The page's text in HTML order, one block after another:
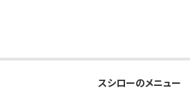
スシローのメニュー